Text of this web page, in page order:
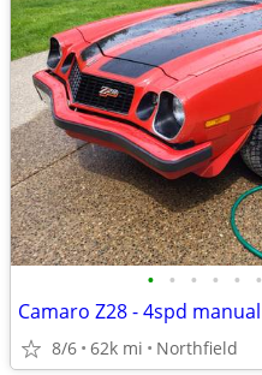
• • • • • •
Camaro Z28 - 4spd manual
8/6 62k mi Northfield